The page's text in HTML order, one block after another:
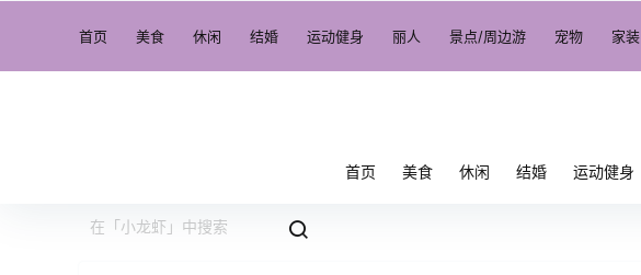
首页 美食 休闲 结婚 运动健身 丽人 景点/周边游 宠物 家装
首页 美食 休闲 结婚 运动健身